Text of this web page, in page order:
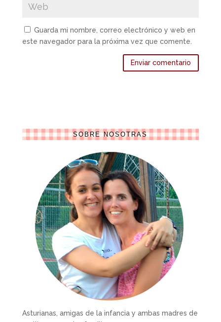
Guarda mi nombre, correo electrónico y web en
este navegador para la próxima vez que comente.
SOBRE NOSOTRAS
Asturianas, amigas de la infancia y ambas madres de